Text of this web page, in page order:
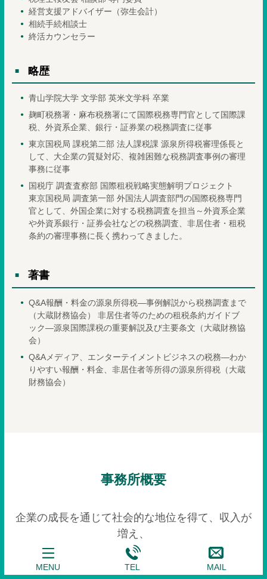
経営支援アドバイザー（弥生会計）
相続手続相談士
終活カウンセラー
略歴
青山学院大学 文学部 英米文学科 卒業
麹町税務署・麻布税務署にて国際税務専門官として国際課
税、外資系企業、銀行・証券業の税務調査に従事
東京国税局 課税第二部 法人課税課 源泉所得税審理係長と
して、大企業の質疑対応、複雑困難な税務調査事例の審理
事務に従事
国税庁 調査査察部 国際租税戦略実態解明プロジェクト
東京国税局 調査第一部 外国法人調査部門の国際税務専門
官として、外国企業に対する税務調査を担当～外資系企業
や外資系銀行・証券会社などの税務調査、非居住者・租税
条約の審理事務に長く携わってきました。
著書
Q&A報酬・料金の源泉所得税―事例解説から税務調査まで
（大蔵財務協会） 非居住者等のための租税条約ガイドブ
ック―源泉国際課税の重要解説及び主要条文（大蔵財務協
会）
Q&Aメディア、エンターテイメントビジネスの税務―わか
りやすい報酬・料金、非居住者等所得の源泉所得税（大蔵
財務協会）
事務所概要
企業の成長を通じて社会的な地位を得て、収入が
増え、
やがて自己実現にいたるまでのお手伝いをいたし
ます。
MENU TEL MAIL